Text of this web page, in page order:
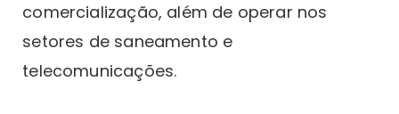
comercialização, além de operar nos
setores de saneamento e
telecomunicações.